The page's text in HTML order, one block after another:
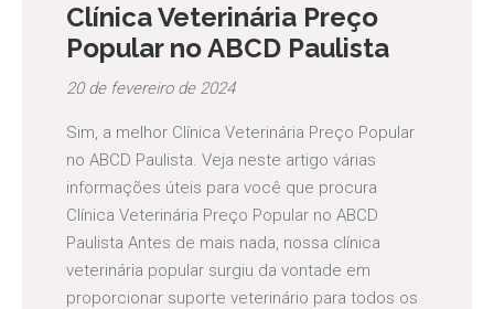
Clínica Veterinária Preço
Popular no ABCD Paulista
20 de fevereiro de 2024
Sim, a melhor Clínica Veterinária Preço Popular
no ABCD Paulista. Veja neste artigo várias
informações úteis para você que procura
Clínica Veterinária Preço Popular no ABCD
Paulista Antes de mais nada, nossa clínica
veterinária popular surgiu da vontade em
proporcionar suporte veterinário para todos os